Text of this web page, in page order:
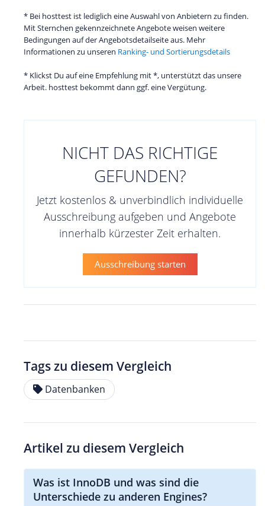
* Bei hosttest ist lediglich eine Auswahl von Anbietern zu finden.
Mit Sternchen gekennzeichnete Angebote weisen weitere
Bedingungen auf der Angebotsdetailseite aus. Mehr
Informationen zu unseren Ranking- und Sortierungsdetails
* Klickst Du auf eine Empfehlung mit *, unterstützt das unsere
Arbeit. hosttest bekommt dann ggf. eine Vergütung.
NICHT DAS RICHTIGE
GEFUNDEN?
Jetzt kostenlos & unverbindlich individuelle
Ausschreibung aufgeben und Angebote
innerhalb kürzester Zeit erhalten.
Ausschreibung starten
Tags zu diesem Vergleich
Datenbanken
Artikel zu diesem Vergleich
Was ist InnoDB und was sind die
Unterschiede zu anderen Engines?